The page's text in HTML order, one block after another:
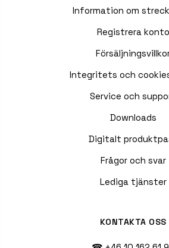
Information om
Registrera konto
Integritets och
Service och
Downloads
Digitalt
Frågor och svar
Lediga tjänster
KONTAKTA OSS